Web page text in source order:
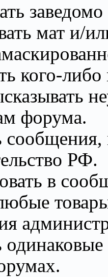
мат и/
кого-
форума.
РФ.
в